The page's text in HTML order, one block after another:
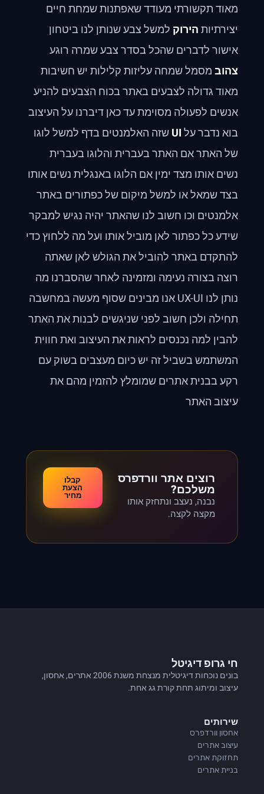
מאוד תקשורתי מעודד שאפתנות שמחת חיים
יצירתיותהירוק למשל צבע שנותן לנו ביטחון
אישור לדברים שהכל בסדר צבע שמרה רוגע
צהובמסמל שמחה עליזות קלילות יש חשיבות
מאוד גדולה לצבעים באתר בכוח הצבעים להניע
אנשים לפעולה מסוימת עד כאן דיברנו על העיצוב
בוא נדבר עלUIשזה האלמנטים בדף למשל לוגו
של האתר אם האתר בעברית והלוגו בעברית
נשים אותו מצד ימין אם הלוגו באנגלית נשים אותו
בצד שמאל או למשל מיקום של כפתורים באתר
אלמנטים וכו חשוב לנו שהאתר יהיה נגיש למבקר
שידע כל כפתור לאן מוביל אותו ועל מה ללחוץ כדי
להתקדם באתר להוביל את הגולש לאן שאתה
רוצה בצורה נעימה ומזמינה לאחר שהסברנו מה
נותן לנו UX-UI אנו מבינים שסוף מעשה במחשבה
תחילה ולכן חשוב לפני שניגשים לבנות את האתר
להבין למה נכנסים לראות את העיצוב ואת חווית
המשתמש בשביל זה יש כיום מעצבים בשוק עם
רקע בבנית אתרים שמומלץ להזמין מהם את
עיצוב האתר
רוצים אתר וורדפרס
משלכם?
נבנה, נעצב ונתחזק אותו
מקצה לקצה.
קבלו
הצעת
מחיר
חי גרופ דיגיטל
בונים נוכחות דיגיטלית מנצחת משנת 2006 אתרים, אחסון,
עיצוב ומיתוג תחת קורת גג אחת.
שירותים
אחסון וורדפרס
עיצוב אתרים
תחזוקת אתרים
בניית אתרים